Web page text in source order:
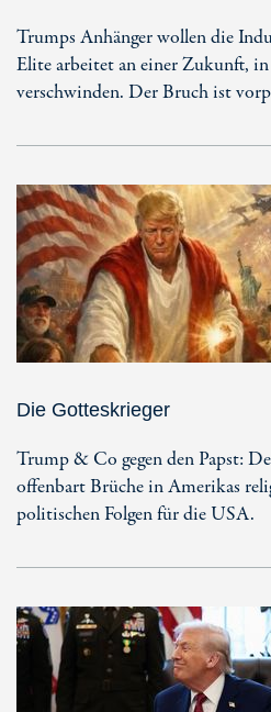
Trumps Anhänger wollen die
Elite arbeitet an einer Zukunft, in
verschwinden. Der Bruch ist
Die Gotteskrieger
Trump & Co gegen den Papst:
offenbart Brüche in Amerikas
politischen Folgen für die USA.